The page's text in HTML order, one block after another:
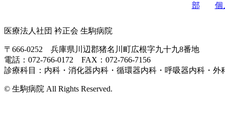
部 個
医療法人社団 衿正会 生駒病院
〒666-0252 兵庫県川辺郡猪名川町広根字九十九8番地
電話：072-766-0172 FAX：072-766-7156
診療科目：内科・消化器内科・循環器内科・呼吸器内科・
© 生駒病院 All Rights Reserved.